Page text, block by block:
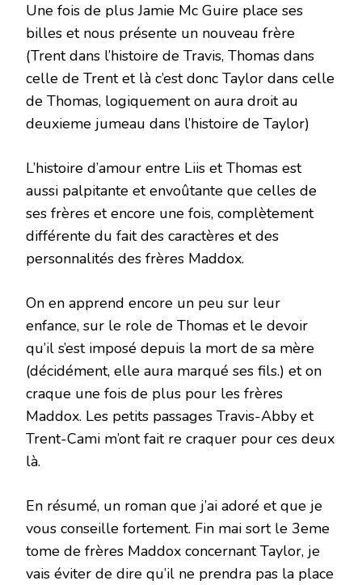
Une fois de plus Jamie Mc Guire place ses
billes et nous présente un nouveau frère
(Trent dans l’histoire de Travis, Thomas dans
celle de Trent et là c’est donc Taylor dans celle
de Thomas, logiquement on aura droit au
deuxieme jumeau dans l’histoire de Taylor)
L’histoire d’amour entre Liis et Thomas est
aussi palpitante et envoûtante que celles de
ses frères et encore une fois, complètement
différente du fait des caractères et des
personnalités des frères Maddox.
On en apprend encore un peu sur leur
enfance, sur le role de Thomas et le devoir
qu’il s’est imposé depuis la mort de sa mère
(décidément, elle aura marqué ses fils.) et on
craque une fois de plus pour les frères
Maddox. Les petits passages Travis-Abby et
Trent-Cami m’ont fait re craquer pour ces deux
là.
En résumé, un roman que j’ai adoré et que je
vous conseille fortement. Fin mai sort le 3eme
tome de frères Maddox concernant Taylor, je
vais éviter de dire qu’il ne prendra pas la place